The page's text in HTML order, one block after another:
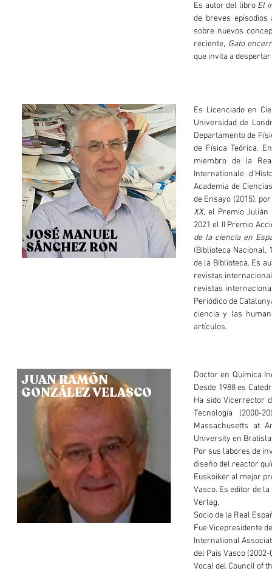
Es autor del libro El
de breves episodios
sobre nuevos
reciente, Gato
que invita a
JOSÉ MANUEL
SÁNCHEZ RON
Es Licenciado en
Universidad de
Departamento de
de Física Teórica.
miembro de la
Internationale
Academia de
de Ensayo (2015),
XX, el Premio Julián
2021 el II Premio
de la ciencia en
(Biblioteca Nacional,
de la Biblioteca. Es
revistas
revistas
Periódico de
ciencia y las
artículos.
JUAN RAMÓN
GONZÁLEZ VELASCO
Doctor en Química
Desde 1988 es
Ha sido Vicerrector
Tecnología (2000-
Massachusetts at
University en
Por sus labores de
diseño del reactor
Euskoiker al mejor
Vasco. Es editor de
Verlag.
Socio de la Real
Fue Vicepresidente
International
del País Vasco
Vocal del Council of